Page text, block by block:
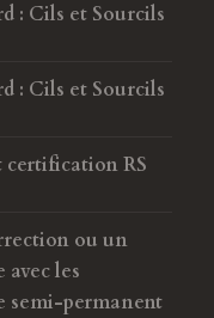
: Cils et Sourcils
: Cils et Sourcils
RS
ou un
avec les
semi-permanent